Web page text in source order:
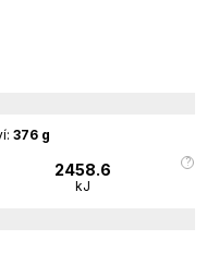
376g
2458.6
kJ